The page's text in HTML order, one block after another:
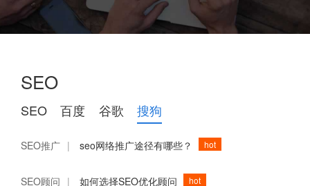
SEO
SEO 百度 谷歌 搜狗
SEO推广 | seo网络推广途径有哪些？ hot
SEO顾问 | 如何选择SEO优化顾问 hot